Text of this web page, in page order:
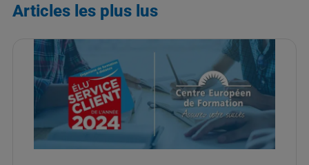
Articles les plus lus